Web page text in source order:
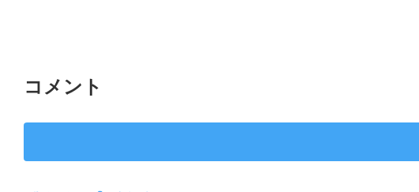
コメント